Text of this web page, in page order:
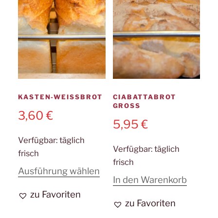
KASTEN-WEISSBROT
3,60€
Verfügbar: täglich
frisch
Ausführung wählenDieses
Produkt
weist
zu Favoriten
CIABATTABROT
GROSS
5,95€
Verfügbar: täglich
frisch
In den Warenkorb
zu Favoriten